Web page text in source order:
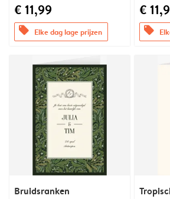
€ 11,99
offers Elke dag lage prijzen
€
offers
Bruidsranken